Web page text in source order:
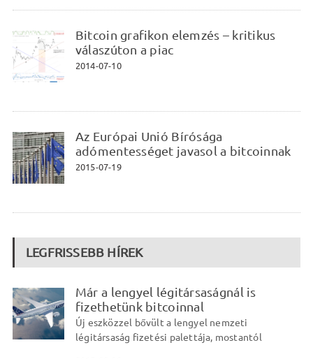
Bitcoin grafikon elemzés – kritikus
válaszúton a piac
2014-07-10
Az Európai Unió Bírósága
adómentességet javasol a bitcoinnak
2015-07-19
LEGFRISSEBB HÍREK
Már a lengyel légitársaságnál is
fizethetünk bitcoinnal
Új eszközzel bővült a lengyel nemzeti
légitársaság fizetési palettája, mostantól